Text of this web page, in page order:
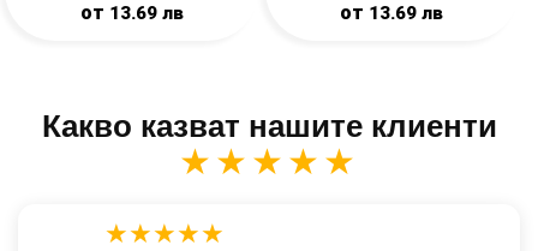
от 13.69 лв от 13.69лв
Какво казват нашите клиенти
★★★★★
★★★★★